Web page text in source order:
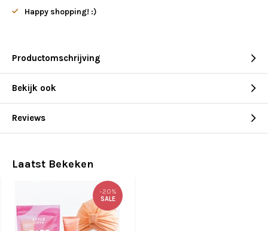
Happy shopping! :)
Productomschrijving
Bekijk ook
Reviews
Laatst Bekeken
-20%
SALE